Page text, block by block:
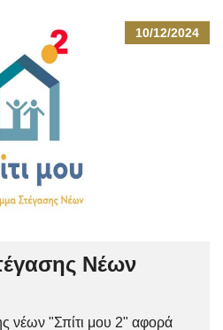
10/12/2024
Νέων
νέων "Σπίτι μου 2" αφορά